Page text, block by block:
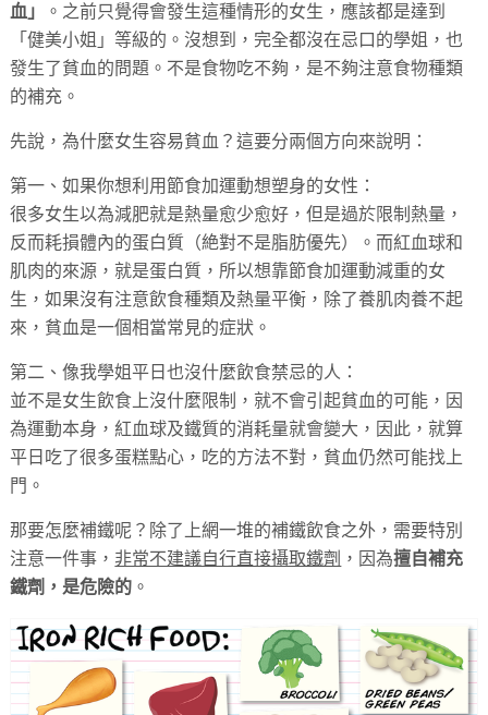
血」
。之前只覺得會發生這種情形的女生，應該都是達到
「健美小姐」等級的。沒想到，完全都沒在忌口的學姐，也
發生了貧血的問題。不是食物吃不夠，是不夠注意食物種類
的補充。
先說，為什麼女生容易貧血？這要分兩個方向來說明：
第一、如果你想利用節食加運動想塑身的女性：
很多女生以為減肥就是熱量愈少愈好，但是過於限制熱量，
反而耗損體內的蛋白質（絶對不是脂肪優先）。而紅血球和
肌肉的來源，就是蛋白質，所以想靠節食加運動減重的女
生，如果沒有注意飲食種類及熱量平衡，除了養肌肉養不起
來，貧血是一個相當常見的症狀。
第二、像我學姐平日也沒什麼飲食禁忌的人：
並不是女生飲食上沒什麼限制，就不會引起貧血的可能，因
為運動本身，紅血球及鐵質的消耗量就會變大，因此，就算
平日吃了很多蛋糕點心，吃的方法不對，貧血仍然可能找上
門。
那要怎麼補鐵呢？除了上網一堆的補鐵飲食之外，需要特別
注意一件事， 非常不建議自行直接攝取鐵劑 ，因為擅自補充
鐵劑，是危險的 。